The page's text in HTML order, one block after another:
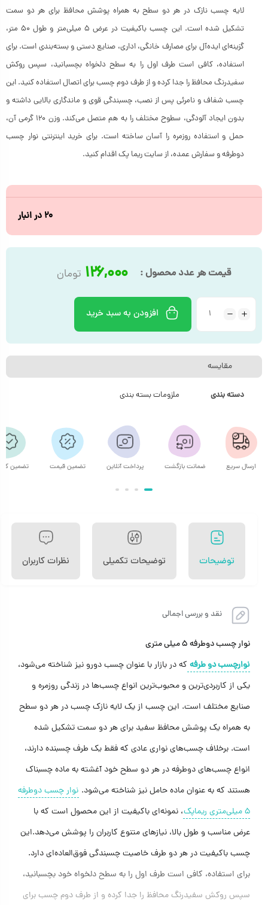
لایه چسب نازک در هر دو سطح به همراه پوشش محافظ برای هر دو سمت
تشکیل شده است. این چسب باکیفیت در عرض ۵ میلی‌متر و طول ۵۰ متر،
گزینه‌ای ایده‌آل برای مصارف خانگی، اداری، صنایع دستی و بسته‌بندی است. برای
استفاده، کافی است طرف اول را به سطح دلخواه بچسبانید، سپس روکش
سفیدرنگ محافظ را جدا کرده و از طرف دوم چسب برای اتصال استفاده کنید. این
چسب شفاف و نامرئی پس از نصب، چسبندگی قوی و ماندگاری بالایی داشته و
بدون ایجاد آلودگی، سطوح مختلف را به هم متصل می‌کند. وزن ۱۲۰ گرمی آن،
حمل و استفاده روزمره را آسان ساخته است. برای خرید اینترنتی نوار چسب
دوطرفه و سفارش عمده، از سایت ریما پک اقدام کنید.
۲۰ در انبار
قیمت هر عدد محصول : ۱۲۶,۰۰۰ تومان
افزودن به سبد خرید
دسته بندی ملزومات بسته بندی
مقایسه
ارسال سریع ضمانت بازگشت پرداخت آنلاین تضمین قیمت تضمین
توضیحات توضیحات تکمیلی نظرات کاربران
نقد و بررسی اجمالی
نوار چسب دوطرفه ۵ میلی متری
نوارچسب دو طرفه که در بازار با عنوان چسب دورو نیز شناخته می‌شود،
یکی از کاربردی‌ترین و محبوب‌ترین انواع چسب‌ها در زندگی روزمره و
صنایع مختلف است. این چسب از یک لایه نازک چسب در هر دو سطح
به همراه یک پوشش محافظ سفید برای هر دو سمت تشکیل شده
است. برخلاف چسب‌های نواری عادی که فقط یک طرف چسبنده دارند،
انواع چسب‌های دوطرفه در هر دو سطح خود آغشته به ماده چسبناک
هستند که به عنوان ماده حامل نیز شناخته می‌شود. نوار چسب دوطرفه
۵ میلی‌متری ریماپک
، نمونه‌ای باکیفیت از این محصول است که با
عرض مناسب و طول بالا، نیازهای متنوع کاربران را پوشش می‌دهد.این
چسب باکیفیت در هر دو طرف خاصیت چسبندگی فوق‌العاده‌ای دارد.
برای استفاده، کافی است طرف اول را به سطح دلخواه خود بچسبانید،
سپس روکش سفیدرنگ محافظ را جدا کرده و از طرف دوم چسب برای